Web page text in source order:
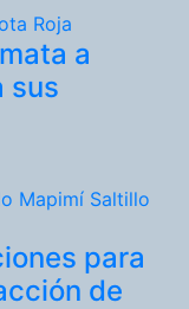
Roja
a
sus
Mapimí Saltillo
para
de